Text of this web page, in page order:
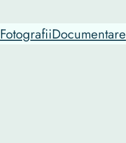
FotografiiDocumentare